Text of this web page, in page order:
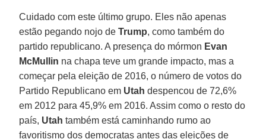
Cuidado com este último grupo. Eles não apenas
estão pegando nojo deTrump, como também do
partido republicano. A presença do mórmon Evan
McMullin na chapa teve um grande impacto, mas a
começar pela eleição de 2016, o número de votos do
Partido Republicano em Utah despencou de 72,6%
em 2012 para 45,9% em 2016. Assim como o resto do
país, Utah também está caminhando rumo ao
favoritismo dos democratas antes das eleições de